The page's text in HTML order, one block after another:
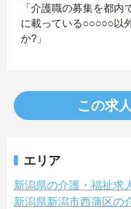
「介護職の募集を都
に載っている○○○○○以
か?」
この求
エリア
新潟県の介護・福祉求
新潟県新潟市西蒲区の